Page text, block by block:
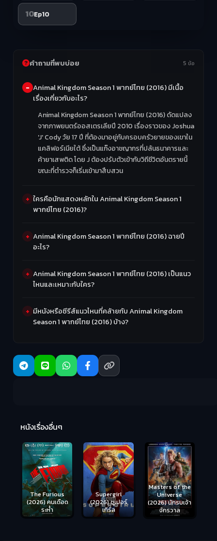
10Ep10
คำถามที่พบบ่อย 5 ข้อ
Animal Kingdom Season 1 พากย์ไทย (2016) มีเนื้อ
เรื่องเกี่ยวกับอะไร?
Animal Kingdom Season 1 พากย์ไทย (2016) ดัดแปลง
จากภาพยนตร์ออสเตรเลียปี 2010 เรื่องราวของ Joshua
'J' Cody วัย 17 ปี ที่ต้องมาอยู่กับครอบครัวยายของเขาใน
แคลิฟอร์เนียใต้ ซึ่งเป็นแก๊งอาชญากรที่ปล้นธนาคารและ
ค้ายาเสพติด โดย J ต้องปรับตัวเข้ากับวิถีชีวิตอันตรายนี้
ขณะที่ตำรวจก็เริ่มเข้ามาสืบสวน
ใครคือนักแสดงหลักใน Animal Kingdom Season 1
พากย์ไทย (2016)?
Animal Kingdom Season 1 พากย์ไทย (2016) ฉายปี
อะไร?
Animal Kingdom Season 1 พากย์ไทย (2016) เป็นแนว
ไหนและเหมาะกับใคร?
มีหนังหรือซีรีส์แนวไหนที่คล้ายกับ Animal Kingdom
Season 1 พากย์ไทย (2016) บ้าง?
หนังเรื่องอื่นๆ
Supergirl
(2026) ซูเปอร์
เกิร์ล
Masters of the
Universe
(2026) นักรบเจ้า
จักรวาล
Hungry (2026)
มันเด้งขึ้นมาแดก